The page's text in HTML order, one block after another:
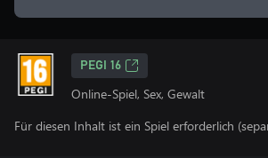
PEGI 16
Online-Spiel, Sex, Gewalt
Für diesen Inhalt ist ein Spiel erforderlich